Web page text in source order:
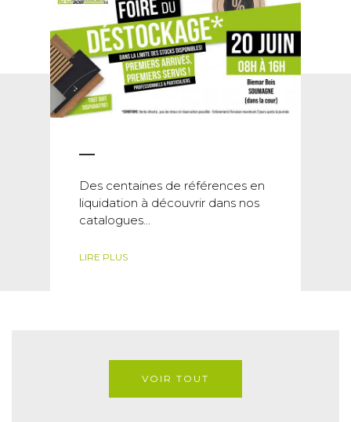
Des centaines de références en
liquidation à découvrir dans nos
catalogues...
LIRE PLUS
VOIR TOUT